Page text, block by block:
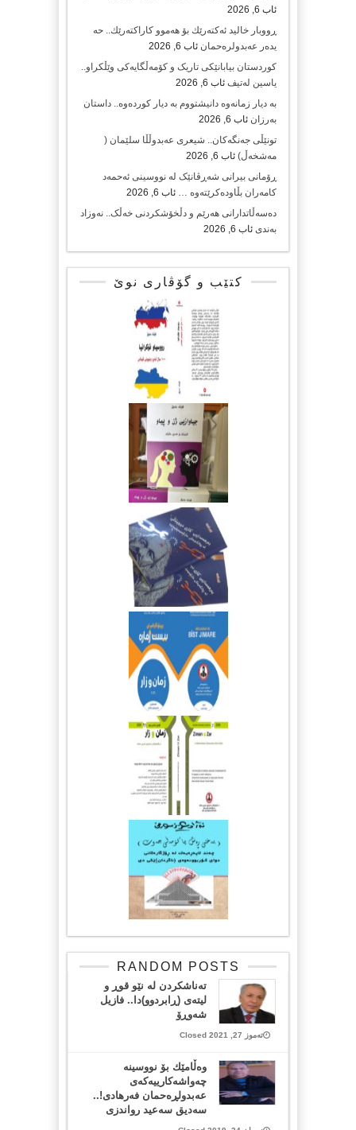
ئاب 6, 2026
ڕووبار خالید ئەكتەرێك بۆ هەموو كاراكتەرێك.. حه
یدەر عەبدولرەحمان ئاب 6, 2026
کوردستان بیابانێکی تاریک و کۆمەڵگایەکی وێڵکراو..
یاسین لەتیف ئاب 6, 2026
بە دیار زمانەوە دانیشتووم بە دیار کوردەوە.. داستان
بەرزان ئاب 6, 2026
تونێڵی جەنگەکان.. شیعری عەبدوڵڵا سلێمان (
مەشخەڵ) ئاب 6, 2026
ڕۆمانی بیرانی شەڕڤانێک لە نووسینی ئەحمەد
کامەران بڵاودەکرێتەوە … ئاب 6, 2026
دەسەڵاتدارانی هەرێم و دڵخۆشکردنی خەڵک.. نەوزاد
بەندی ئاب 6, 2026
کتێب و گۆڤاری نوێ
RANDOM POSTS
تەناشکردن لە نێو قوڕ و
لیتەی (ڕابردوو)دا.. فازیل
شەوڕۆ
تەموز 27, 2021 Closed
وه‌ڵامێك بۆ نووسینه‌
چه‌واشه‌كارییه‌كه‌ی
عه‌بدولڕه‌حمان فه‌رهادی!..
سه‌دیق سه‌عید رواندزی